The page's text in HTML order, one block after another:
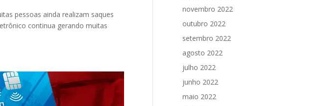
pessoas ainda realizam saques
continua gerando muitas
novembro 2022
outubro 2022
setembro 2022
agosto 2022
julho 2022
junho 2022
maio 2022